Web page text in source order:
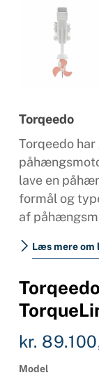
Torqeedo
Torqeedo
lave en
formål og
af
Læs mere om
kr.
Model